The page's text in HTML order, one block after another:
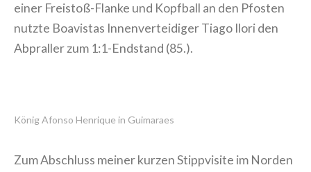
einer Freistoß-Flanke und Kopfball an den Pfosten
nutzte Boavistas Innenverteidiger Tiago Ilori den
Abpraller zum 1:1-Endstand (85.).
König Afonso Henrique in Guimaraes
Zum Abschluss meiner kurzen Stippvisite im Norden